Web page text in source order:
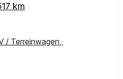
km
/ Terreinwagen,